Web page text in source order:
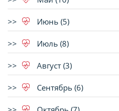
Июнь (5)
Июль (8)
Август (3)
Сентябрь (6)